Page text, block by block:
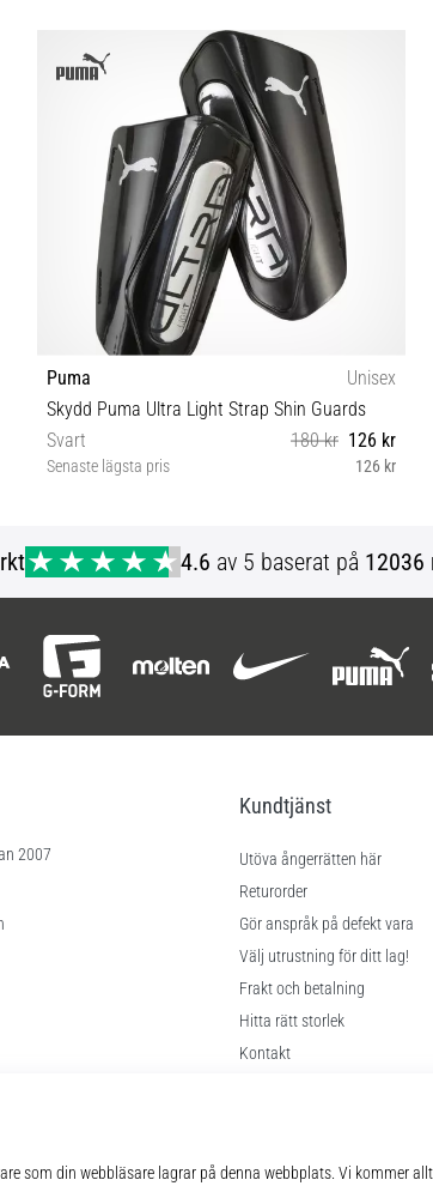
Puma
Unisex
Skydd Puma Ultra Light Strap Shin Guards
Svart
180 kr 126 kr
Senaste lägsta pris 126 kr
4.6 av 5 baserat på 12036
2007
Kundtjänst
Utöva ångerrätten här
Returorder
Gör anspråk på defekt vara
Välj utrustning för ditt lag!
Frakt och betalning
Hitta rätt storlek
Kontakt